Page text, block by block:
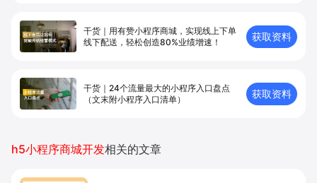
干货｜用有赞小程序商城，实现线上下单
线下配送，轻松创造80%业绩增速！
获取资料
干货｜24个流量最大的小程序入口盘点
（文末附小程序入口清单）
获取资料
h5小程序商城开发相关的文章